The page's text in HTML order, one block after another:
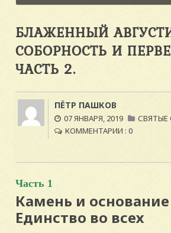
БЛАЖЕННЫЙ
СОБОРНОСТЬ И
ЧАСТЬ 2.
ПЁТР ПАШКОВ
07 ЯНВАРЯ, 2019
КОММЕНТАРИИ : 0
Часть 1
Камень и
Единство во всех